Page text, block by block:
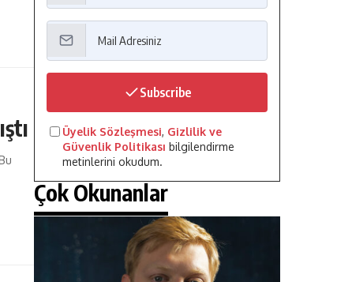
Subscribe
Üyelik Sözleşmesi, Gizlilik ve
Güvenlik Politikası bilgilendirme
metinlerini okudum.
Çok Okunanlar